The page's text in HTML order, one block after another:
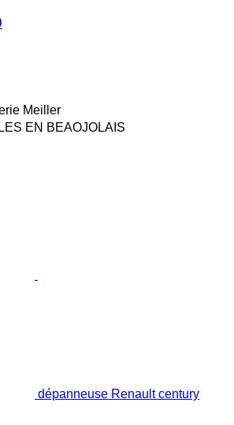
Meiller
EN BEAOJOLAIS
dépanneuse Renault century